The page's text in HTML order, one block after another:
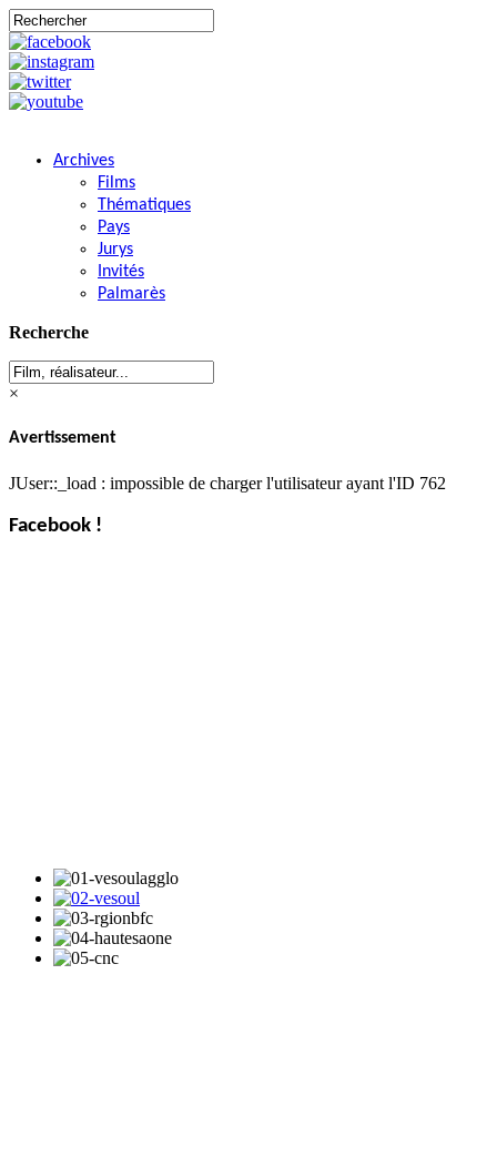
Archives
Films
Thématiques
Pays
Jurys
Invités
Palmarès
Recherche
×
Avertissement
JUser::_load : impossible de charger l'utilisateur ayant l'ID 762
Facebook !